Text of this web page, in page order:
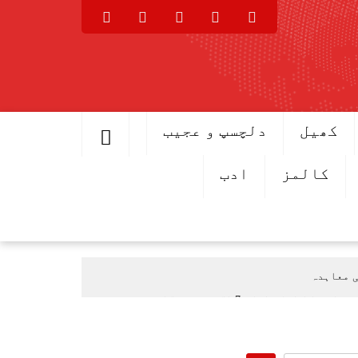
کھیل دلچسپ و عجیب
کالمز ادب
معاہدہ
اطلاق 7 اگست سے ہوگا